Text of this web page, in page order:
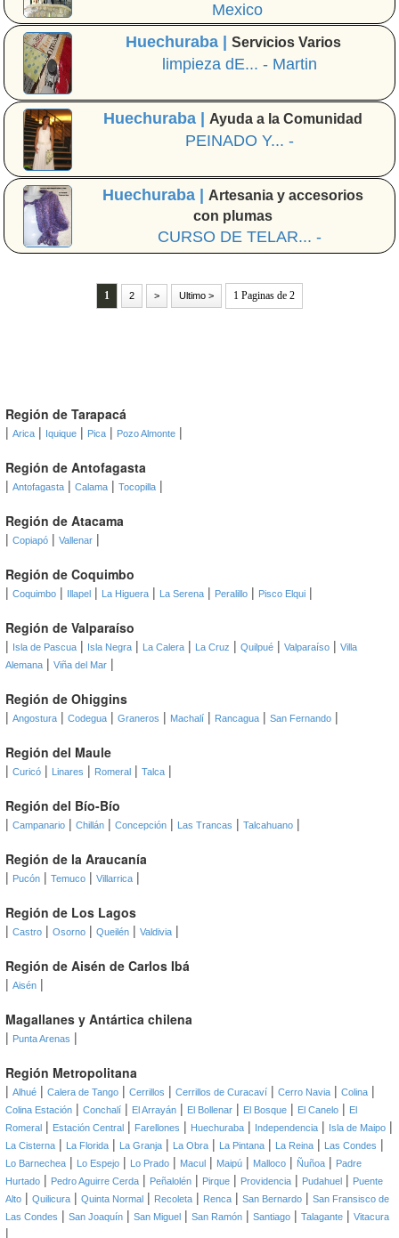
Mexico
Huechuraba |
Servicios Varios
limpieza dE... - Martin
Huechuraba |Ayuda a la Comunidad
PEINADO Y... -
Huechuraba |Artesania y accesorios
con plumas
CURSO DE TELAR... -
1 2 > Ultimo > 1 Paginas de 2
Región de Tarapacá
| Arica | Iquique | Pica | Pozo Almonte |
Región de Antofagasta
| Antofagasta | Calama | Tocopilla |
Región de Atacama
| Copiapó | Vallenar |
Región de Coquimbo
| Coquimbo | Illapel | La Higuera | La Serena | Peralillo | Pisco Elqui |
Región de Valparaíso
|
Isla de Pascua | Isla Negra | La Calera | La Cruz | Quilpué | Valparaíso | Villa
Alemana | Viña del Mar |
Región de Ohiggins
| Angostura | Codegua | Graneros | Machalí | Rancagua | San Fernando |
Región del Maule
| Curicó | Linares | Romeral | Talca |
Región del Bío-Bío
| Campanario | Chillán | Concepción | Las Trancas | Talcahuano |
Región de la Araucanía
| Pucón | Temuco | Villarrica |
Región de Los Lagos
| Castro | Osorno | Queilén | Valdivia |
Región de Aisén de Carlos Ibá
| Aisén |
Magallanes y Antártica chilena
| Punta Arenas |
Región Metropolitana
| Alhué | Calera de Tango | Cerrillos | Cerrillos de Curacaví | Cerro Navia | Colina |
Colina Estación | Conchalí | El Arrayán | El Bollenar | El Bosque | El Canelo | El
Romeral | Estación Central | Farellones | Huechuraba | Independencia | Isla de Maipo |
La Cisterna | La Florida | La Granja | La Obra | La Pintana | La Reina | Las Condes |
Lo Barnechea | Lo Espejo | Lo Prado | Macul | Maipú | Malloco | Ñuñoa | Padre
Hurtado | Pedro Aguirre Cerda | Peñalolén | Pirque | Providencia | Pudahuel | Puente
Alto | Quilicura | Quinta Normal | Recoleta | Renca | San Bernardo | San Fransisco de
Las Condes | San Joaquín | San Miguel | San Ramón | Santiago | Talagante | Vitacura
|